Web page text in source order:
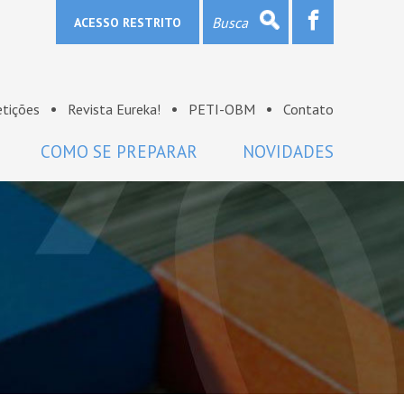
ACESSO RESTRITO
Revista Eureka! PETI-OBM Contato
COMO SE PREPARAR
Provas e gabaritos
Links
Lista de discussão
NOVIDADES
Notícias
Sala de imprensa